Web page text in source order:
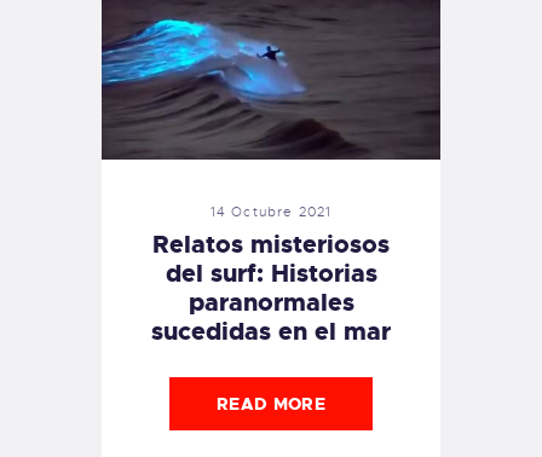
14 Octubre 2021
Relatos misteriosos
del surf: Historias
paranormales
sucedidas en el mar
READ MORE